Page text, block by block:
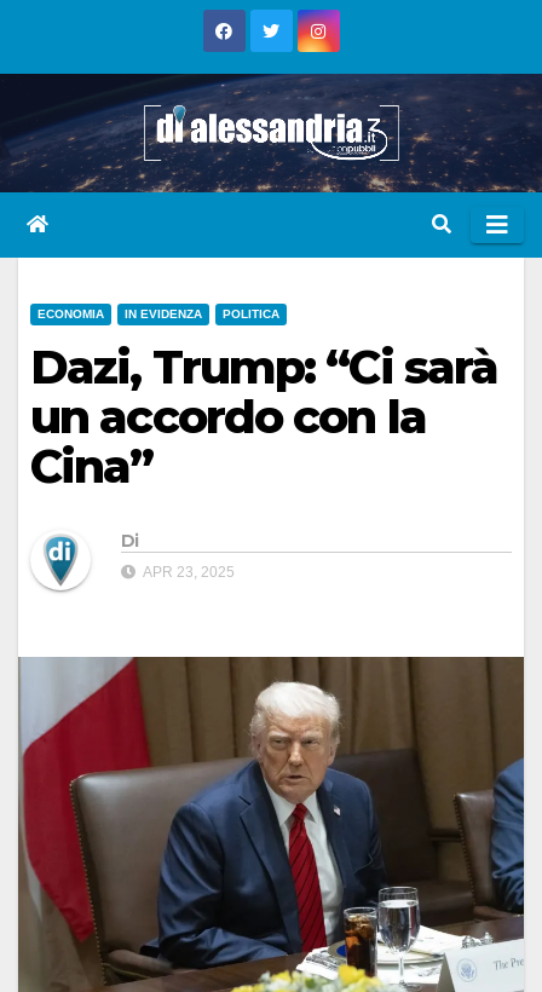
ECONOMIA IN EVIDENZA POLITICA
Dazi, Trump: “Ci sarà
un accordo con la
Cina”
Di
APR 23, 2025